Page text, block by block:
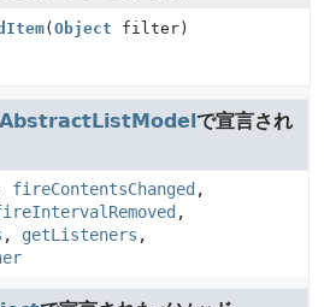
( Object filter)
AbstractListModelで宣言され
fireContentsChanged ,
,
, getListeners ,